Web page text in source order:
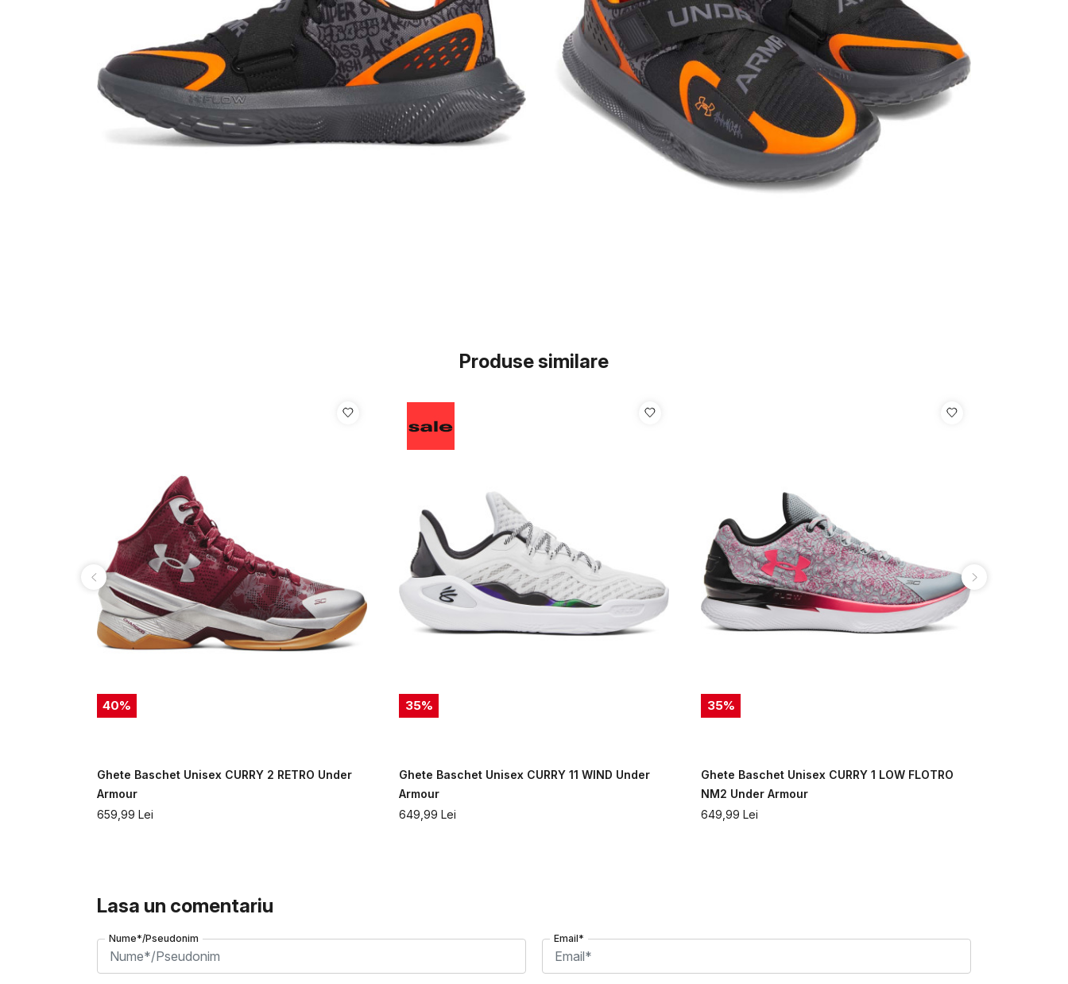
Produse similare
40%
Ghete Baschet Unisex CURRY 2 RETRO Under
Armour
659,99 Lei
35%
Ghete Baschet Unisex CURRY 11 WIND Under
Armour
649,99 Lei
35%
Ghete Baschet Unisex CURRY 1 LOW FLOTRO
NM2 Under Armour
649,99 Lei
Lasa un comentariu
Nume*/Pseudonim Email*